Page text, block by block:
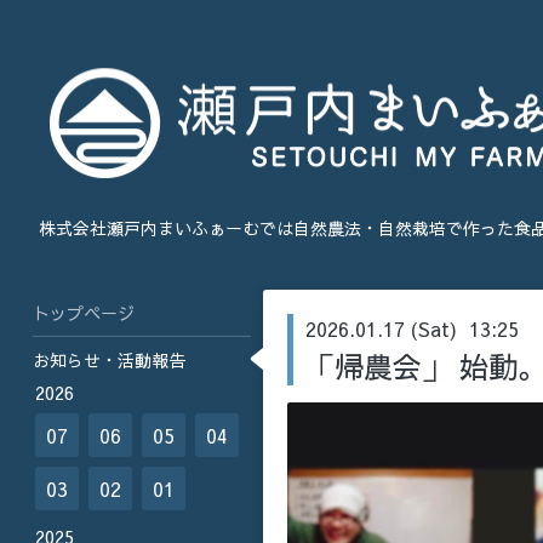
株式会社瀬戸内まいふぁーむでは自然農法・自然栽培で作った
2026.01.17 (Sat) 13:25
「帰農会」 始動
トップページ
お知らせ・活動報告
2026
07 06 05
04
03
02 01
2025